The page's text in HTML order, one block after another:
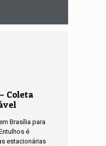
– Coleta
Brasília para
é
estacionárias